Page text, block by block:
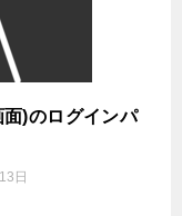
)のログインパ
日